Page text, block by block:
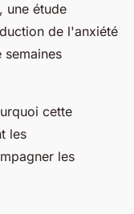
une étude
de l'anxiété
semaines
cette
les
les